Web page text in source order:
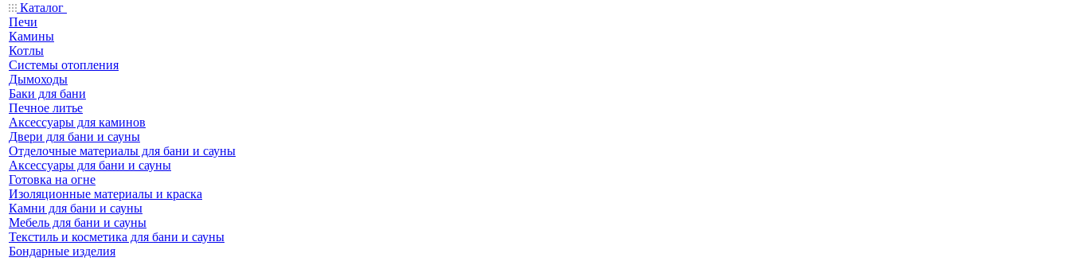
Каталог
Печи
Камины
Котлы
Системы отопления
Дымоходы
Баки для бани
Печное литье
Аксессуары для каминов
Двери для бани и сауны
Отделочные материалы для бани и сауны
Аксессуары для бани и сауны
Готовка на огне
Изоляционные материалы и краска
Камни для бани и сауны
Мебель для бани и сауны
Текстиль и косметика для бани и сауны
Бондарные изделия